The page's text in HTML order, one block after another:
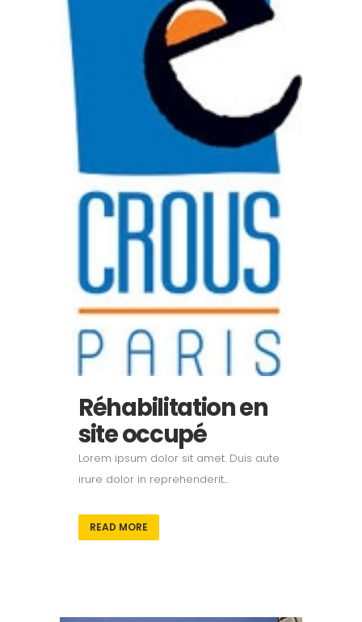
Réhabilitation en
site occupé
Lorem ipsum dolor sit amet. Duis aute
irure dolor in reprehenderit...
READ MORE